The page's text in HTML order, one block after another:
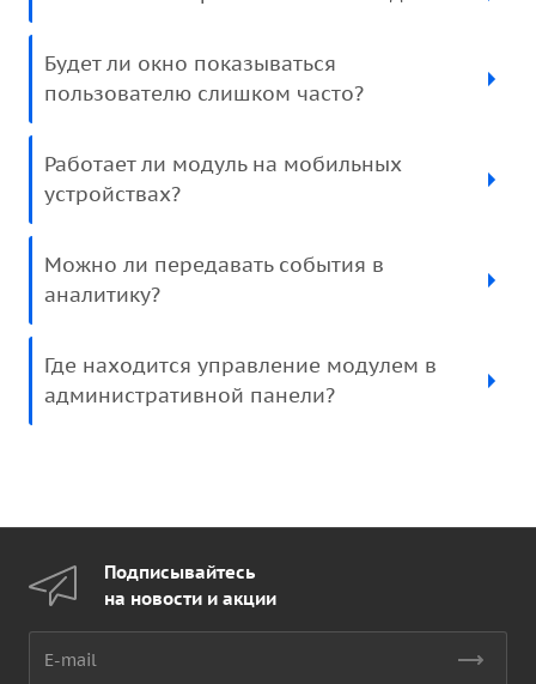
Будет ли окно показываться
пользователю слишком часто?
Работает ли модуль на мобильных
устройствах?
Можно ли передавать события в
аналитику?
Где находится управление модулем в
административной панели?
Подписывайтесь
на новости и акции